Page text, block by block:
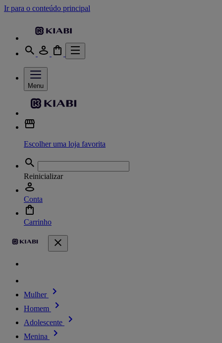
Ir para o conteúdo principal
Menu
Escolher uma loja favorita
Reinicializar
Conta
Carrinho
Mulher
Homem
Adolescente
Menina